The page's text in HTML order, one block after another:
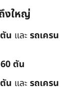
งใหญ่
น และรถเครน
60 ตัน
น และรถเครน